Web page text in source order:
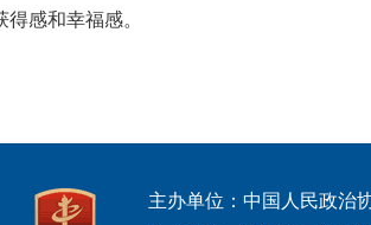
感和幸福感。
主办单位：中国人民政治